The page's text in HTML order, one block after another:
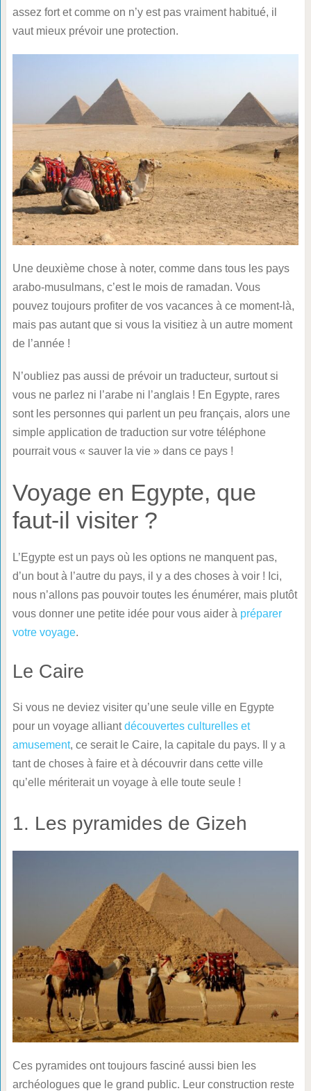
assez fort et comme on n’y est pas vraiment habitué, il
vaut mieux prévoir une protection.
Une deuxième chose à noter, comme dans tous les pays
arabo-musulmans, c’est le mois de ramadan. Vous
pouvez toujours profiter de vos vacances à ce moment-là,
mais pas autant que si vous la visitiez à un autre moment
de l’année !
N’oubliez pas aussi de prévoir un traducteur, surtout si
vous ne parlez ni l’arabe ni l’anglais ! En Egypte, rares
sont les personnes qui parlent un peu français, alors une
simple application de traduction sur votre téléphone
pourrait vous « sauver la vie » dans ce pays !
Voyage en Egypte, que
faut-il visiter ?
L’Egypte est un pays où les options ne manquent pas,
d’un bout à l’autre du pays, il y a des choses à voir ! Ici,
nous n’allons pas pouvoir toutes les énumérer, mais plutôt
vous donner une petite idée pour vous aider à préparer
votre voyage.
Le Caire
Si vous ne deviez visiter qu’une seule ville en Egypte
pour un voyage alliantdécouvertes culturelles et
amusement, ce serait le Caire, la capitale du pays. Il y a
tant de choses à faire et à découvrir dans cette ville
qu’elle mériterait un voyage à elle toute seule !
1. Les pyramides de Gizeh
Ces pyramides ont toujours fasciné aussi bien les
archéologues que le grand public. Leur construction reste